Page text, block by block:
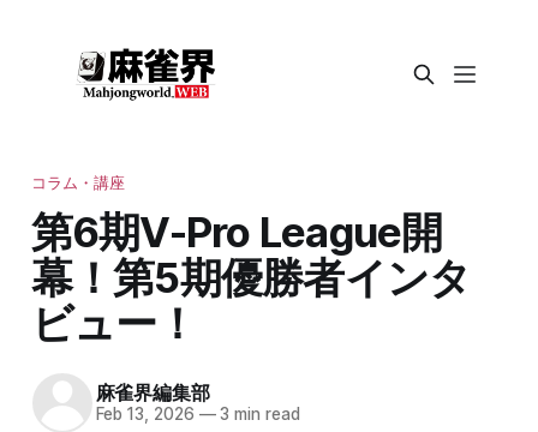
コラム・講座
第6期V-Pro League開
幕！第5期優勝者インタ
ビュー！
麻雀界編集部
Feb 13, 2026 —3 min read